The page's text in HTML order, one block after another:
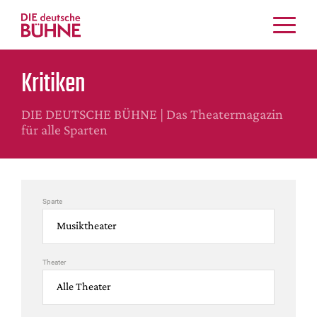
Schauspiel
Tanz
Festivals & Veranstaltungen
Menschen & Theater
Internationales
Nachrufe
Kritiken
DIE DEUTSCHE BÜHNE | Das Theatermagazin
für alle Sparten
Sparte
Theater